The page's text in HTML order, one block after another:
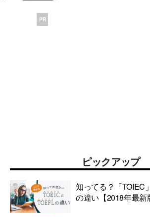
PR
ピックアップ
知ってる？「TOIEC
の違い【2018年最新